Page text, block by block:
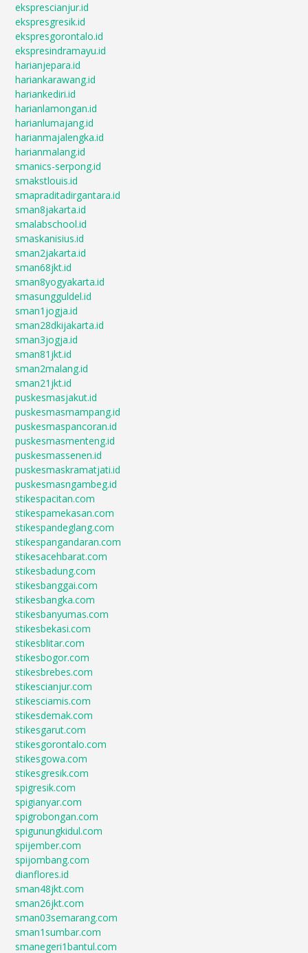
eksprescianjur.id
ekspresgresik.id
ekspresgorontalo.id
ekspresindramayu.id
harianjepara.id
hariankarawang.id
hariankediri.id
harianlamongan.id
harianlumajang.id
harianmajalengka.id
harianmalang.id
smanics-serpong.id
smakstlouis.id
smapraditadirgantara.id
sman8jakarta.id
smalabschool.id
smaskanisius.id
sman2jakarta.id
sman68jkt.id
sman8yogyakarta.id
smasungguldel.id
sman1jogja.id
sman28dkijakarta.id
sman3jogja.id
sman81jkt.id
sman2malang.id
sman21jkt.id
puskesmasjakut.id
puskesmasmampang.id
puskesmaspancoran.id
puskesmasmenteng.id
puskesmassenen.id
puskesmaskramatjati.id
puskesmasngambeg.id
stikespacitan.com
stikespamekasan.com
stikespandeglang.com
stikespangandaran.com
stikesacehbarat.com
stikesbadung.com
stikesbanggai.com
stikesbangka.com
stikesbanyumas.com
stikesbekasi.com
stikesblitar.com
stikesbogor.com
stikesbrebes.com
stikescianjur.com
stikesciamis.com
stikesdemak.com
stikesgarut.com
stikesgorontalo.com
stikesgowa.com
stikesgresik.com
spigresik.com
spigianyar.com
spigrobongan.com
spigunungkidul.com
spijember.com
spijombang.com
dianflores.id
sman48jkt.com
sman26jkt.com
sman03semarang.com
sman1sumbar.com
smanegeri1bantul.com